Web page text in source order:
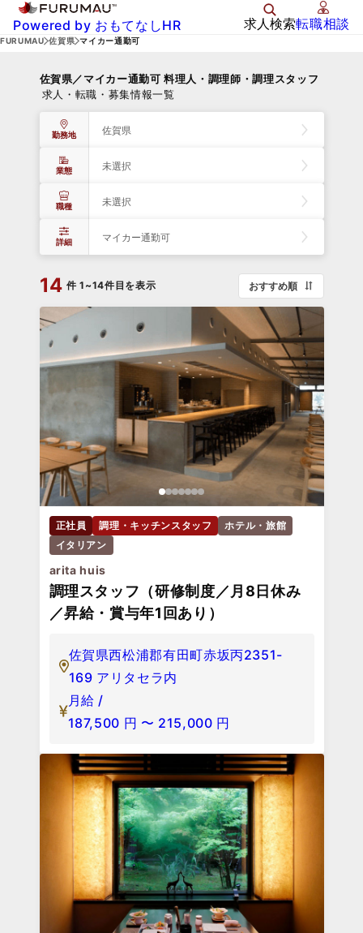
Powered by おもてなしHR 求人検索転職相談
FURUMAU 佐賀県 マイカー通勤可
佐賀県／マイカー通勤可 料理人・調理師・調理スタッフ
求人・転職・募集情報一覧
勤務地 佐賀県
業態 未選択
職種 未選択
詳細 マイカー通勤可
14 件 1~14件目を表示 おすすめ順
正社員 調理・キッチンスタッフ
ホテル・旅館
イタリアン
arita huis
調理スタッフ（研修制度／月8日休み
／昇給・賞与年1回あり）
佐賀県西松浦郡有田町赤坂丙2351-
169 アリタセラ内
月給 /
187,500 円 〜 215,000 円